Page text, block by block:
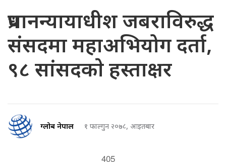
प्रधानन्यायाधीश जबराविरुद्ध
संसदमा महाअभियोग दर्ता,
९८ सांसदकाे हस्ताक्षर
ग्लोब नेपाल १ फाल्गुन २०७८, आइतबार
405